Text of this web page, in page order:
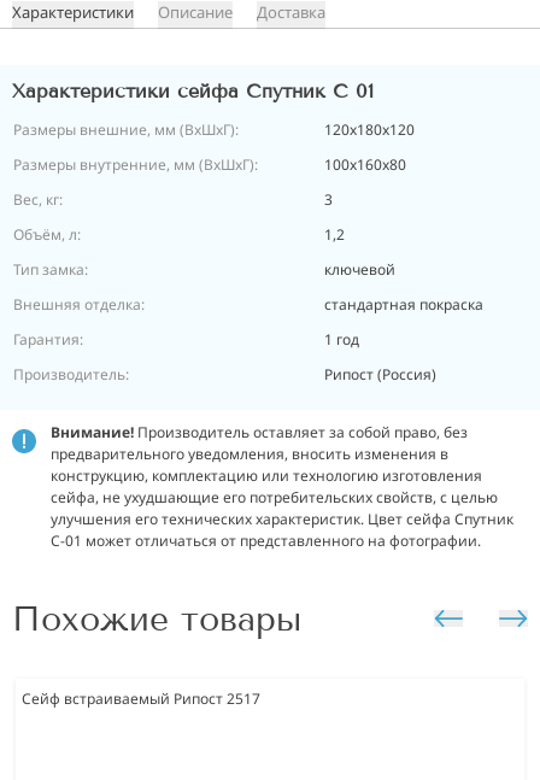
Характеристики Описание Доставка
Характеристики сейфа Спутник С 01
Размеры внешние, мм (ВхШхГ):
120х180х120
Размеры внутренние, мм (ВхШхГ):
100х160х80
Вес, кг:
3
Объём, л:
1,2
Тип замка:
ключевой
Внешняя отделка:
стандартная покраска
Гарантия:
1 год
Производитель:
Рипост (Россия)
Внимание! Производитель оставляет за собой право, без
предварительного уведомления, вносить изменения в
конструкцию, комплектацию или технологию изготовления
сейфа, не ухудшающие его потребительских свойств, с целью
улучшения его технических характеристик. Цвет сейфа Спутник
С-01 может отличаться от представленного на фотографии.
Похожие товары
Сейф встраиваемый Рипост 2517